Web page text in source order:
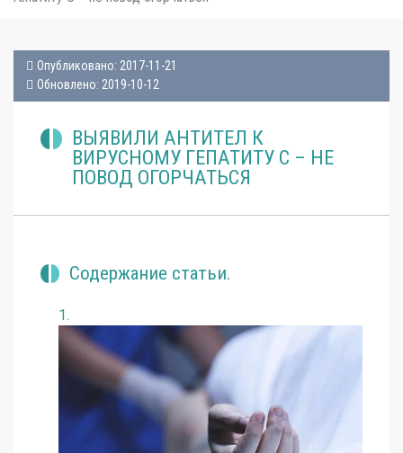
Опубликовано: 2017-11-21
Обновлено: 2019-10-12
ВЫЯВИЛИ АНТИТЕЛ К
ВИРУСНОМУ ГЕПАТИТУ С – НЕ
ПОВОД ОГОРЧАТЬСЯ
Содержание статьи.